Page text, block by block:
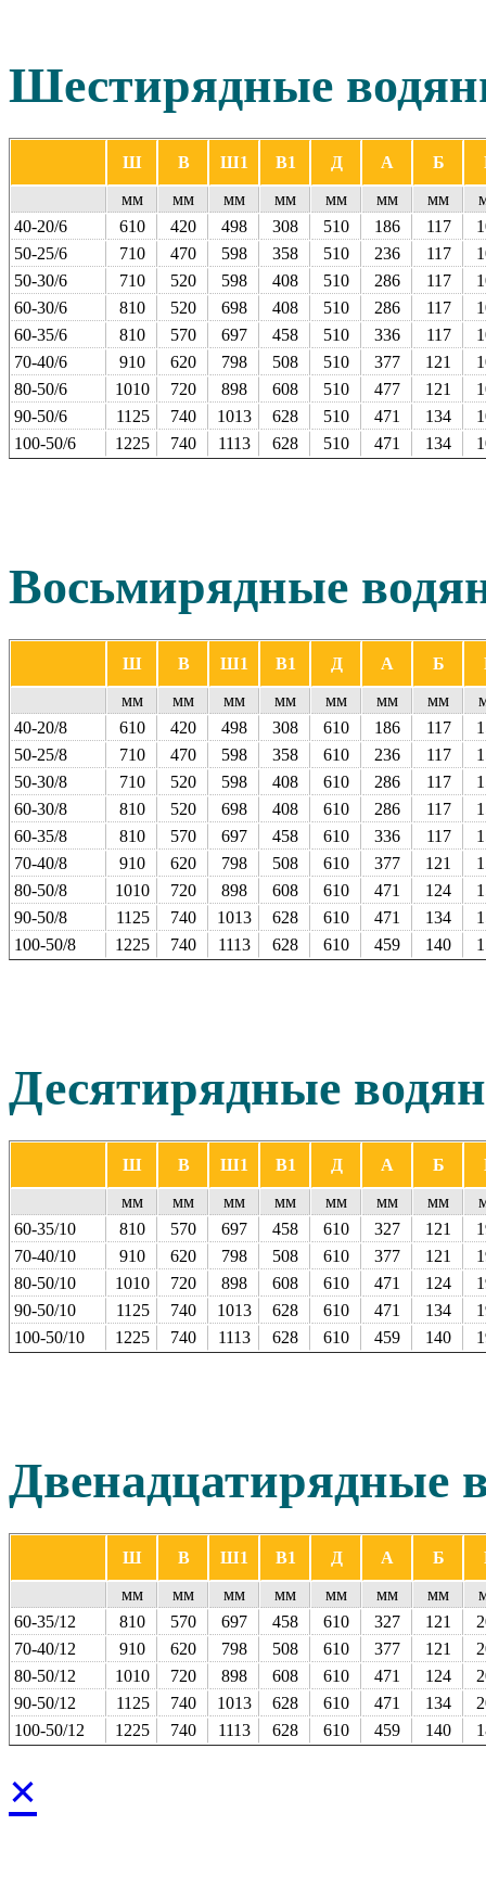
Шестирядные
Ш В Ш1 В1 Д А Б
мм
мм мм мм мм мм мм
40-20/6
610 420 498 308 510 186 117
50-25/6
710 470 598 358 510 236 117
50-30/6
710 520 598 408 510 286 117
60-30/6
810 520 698 408 510 286 117
60-35/6
810 570 697 458 510 336 117
70-40/6
910 620 798 508 510 377 121
80-50/6
1010 720 898 608 510 477 121
90-50/6
1125 740 1013 628 510 471 134
100‑50/6
1225 740 1113 628 510 471 134
Восьмирядные
Ш В Ш1 В1 Д А Б
мм
мм мм мм мм мм мм
40-20/8
610 420 498 308 610 186 117
50-25/8
710 470 598 358 610 236 117
50-30/8
710 520 598 408 610 286 117
60-30/8
810 520 698 408 610 286 117
60-35/8
810 570 697 458 610 336 117
70-40/8
910 620 798 508 610 377 121
80-50/8
1010 720 898 608 610 471 124
90-50/8
1125 740 1013 628 610 471 134
100‑50/8
1225 740 1113 628 610 459 140
Десятирядные
Ш В Ш1 В1 Д А Б
мм
мм мм мм мм мм мм
60-35/10
810 570 697 458 610 327 121
70-40/10
910 620 798 508 610 377 121
80-50/10
1010 720 898 608 610 471 124
90-50/10
1125 740 1013 628 610 471 134
100‑50/10
1225 740 1113 628 610 459 140
Двенадцатирядные
Ш В Ш1 В1 Д А Б
мм
мм мм мм мм мм мм
60-35/12
810 570 697 458 610 327 121
70-40/12
910 620 798 508 610 377 121
80-50/12
1010 720 898 608 610 471 124
90-50/12
1125 740 1013 628 610 471 134
100‑50/12
1225 740 1113 628 610 459 140
×